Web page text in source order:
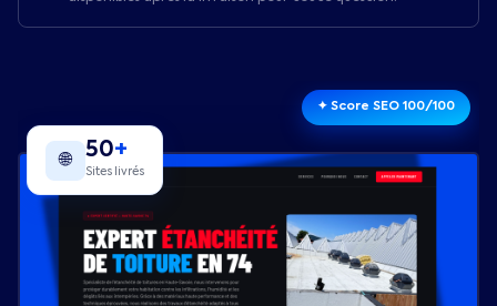
✦ Score SEO 100/100
🌐 50+
Sites livrés